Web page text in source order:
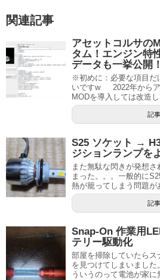
関連記事
アセットコルサの
タム！エンジン特
データも一挙公開
※初めに：必要な項目だ
いですw 2022年からア
MODを導入しては改造
記
S25 ソケット →
ジションランプを
また無駄な閃きが発想
まった。。。一般的に
熱が籠ってしまう問題
記
Snap-On 作業用
テリー駆動化
部屋を掃除していたらス
を見つけてしまいました
ういうのって電池が家